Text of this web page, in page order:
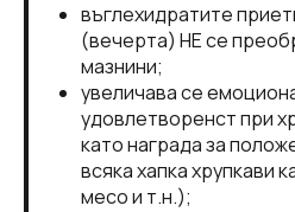
въглехидратите
(вечерта) НЕ се
мазнини;
увеличава се
удовлетворенст при
като награда за
всяка хапка хрупкави
месо и т.н.);